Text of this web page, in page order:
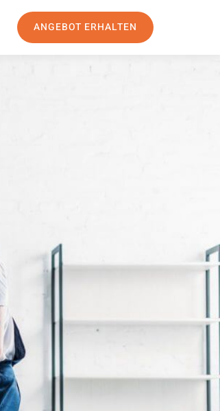
ANGEBOT ERHALTEN